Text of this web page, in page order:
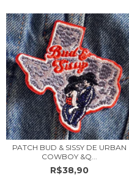
PATCH BUD & SISSY DE URBAN
COWBOY &Q...
R$38,90